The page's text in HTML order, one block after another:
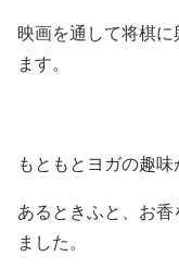
映画を通して将棋
ます。
もともとヨガの趣味
あるときふと、お
ました。